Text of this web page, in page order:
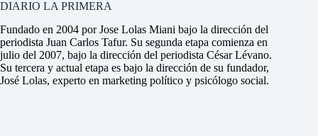
DIARIO LA PRIMERA
Fundado en 2004 por Jose Lolas Miani bajo la dirección del
periodista Juan Carlos Tafur. Su segunda etapa comienza en
julio del 2007, bajo la dirección del periodista César Lévano.
Su tercera y actual etapa es bajo la dirección de su fundador,
José Lolas, experto en marketing político y psicólogo social.